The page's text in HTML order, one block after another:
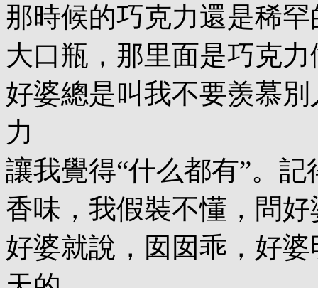
那時候的巧克力還是稀
大口瓶，那里面是巧克
好婆總是叫我不要羡慕
力
讓我覺得“什么都有”。
香味，我假裝不懂，問
好婆就說，囡囡乖，好